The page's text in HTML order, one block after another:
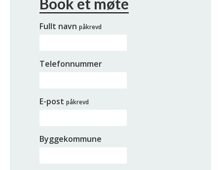
Fullt navn påkrevd
Telefonnummer
E-post påkrevd
Byggekommune